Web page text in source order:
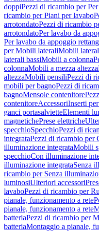
doppiPezzi di ricambio per
ricambio per Piani per lavabo
arrotondatoPezzi di ricambio
arrotondatoPer lavabo da
Per lavabo da appoggio
per Mobili lateraliMobili
laterali bassiMobili a colonna
colonnaMobili a mezza altezza
altezzaMobili pensiliPezzi di
mobili per bagnoPezzi di
bagnoMensole contenitore
contenitoreAccessoriInserti
ganci portasalvietteElementi
magnetichePrese elettriche
specchioSpecchioPezzi di
integrataPezzi di ricambio per
illuminazione integrataMobili
specchioCon illuminazione
illuminazione integrataSenza
ricambio per Senza
luminosiUlteriori accessori
lavaboPezzi di ricambio per
pianale, funzionamento a rete
pianale, funzionamento a rete
batteriaPezzi di ricambio per
batteriaMontaggio a pianale,